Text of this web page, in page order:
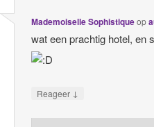
Mademoiselle Sophistiqueop
wat een prachtig hotel, en
Reageer ↓